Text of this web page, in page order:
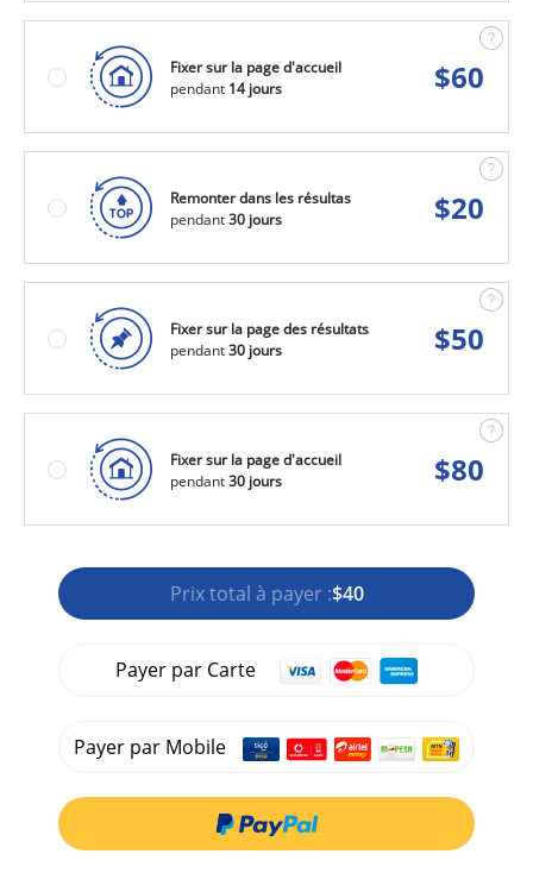
Fixer sur la page d'accueil
pendant 14 jours $60
Remonter dans les résultas
pendant30 jours $20
Fixer sur la page des résultats
pendant30 jours $50
Fixer sur la page d'accueil
pendant30 jours $80
Prix total à payer :$40
Payer par Carte
Payer par Mobile